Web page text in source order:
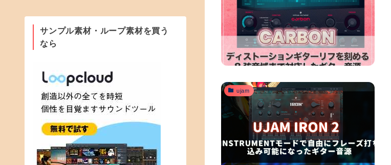
ujam
サンプル素材・ループ素材を買う
なら